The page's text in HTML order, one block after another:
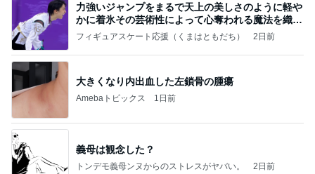
力強いジャンプをまるで天上の美しさのように軽や
かに着氷その芸術性によって心奪われる魔法を織り
なす
フィギュアスケート応援（くまはともだち） 2日前
大きくなり内出血した左鎖骨の腫瘍
Amebaトピックス 1日前
義母は観念した？
トンデモ義母ンヌからのストレスがヤバい。 2日前